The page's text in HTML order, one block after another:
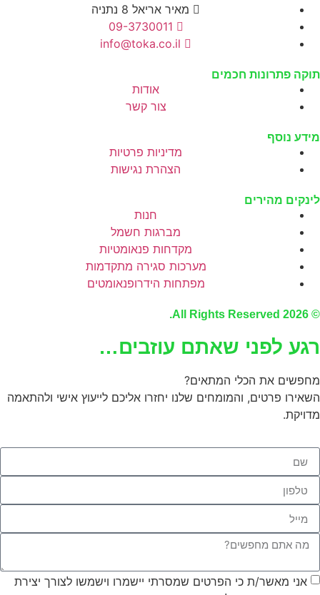
מאיר אריאל 8 נתניה
09-3730011
info@toka.co.il
תוקה פתרונות חכמים
אודות
צור קשר
מידע נוסף
מדיניות פרטיות
הצהרת נגישות
לינקים מהירים
חנות
מברגות חשמל
מקדחות פנאומטיות
מערכות סגירה מתקדמות
מפתחות הידרופנאומטים
© 2026 All Rights Reserved.
רגע לפני שאתם עוזבים…
מחפשים את הכלי המתאים?
השאירו פרטים, והמומחים שלנו יחזרו אליכם לייעוץ אישי ולהתאמה
מדויקת.
אני מאשר/ת כי הפרטים שמסרתי יישמרו וישמשו לצורך יצירת